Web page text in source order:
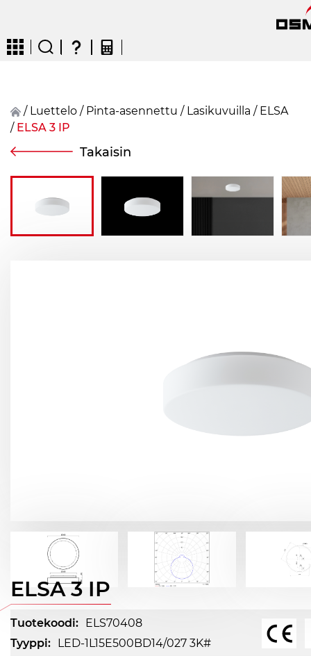
CZENDE FRFIN
/ Luettelo / Pinta-asennettu / Lasikuvuilla /
ELSA
/
ELSA 3 IP
Takaisin
ELSA 3 IP
Tuotekoodi: ELS70408
Tyyppi: LED-1L15E500BD14/027 3K#